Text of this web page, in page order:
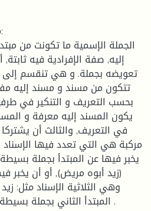
الجملة الإسمية ما تكونت من
إليه, صفة الإفرادية فيه
تعويضه بجملة. و هي تنقسم
تتكون من مسند و مسند إليه
بحسب التعريف و التنكير في
يكون المسند إليه معرفة و
في التعريف, والثالث أن
مركبة هي التي تعدد فيها
يخبر فيها عن المبتدأ بجملة
(زيد أبوه مريض), أو أن يخبر
وهي الثلاثية الإسناد مثل:
المبتدأ الثاني بجملة بسيطة, و عن المبتدأ الثالث بمفرد .